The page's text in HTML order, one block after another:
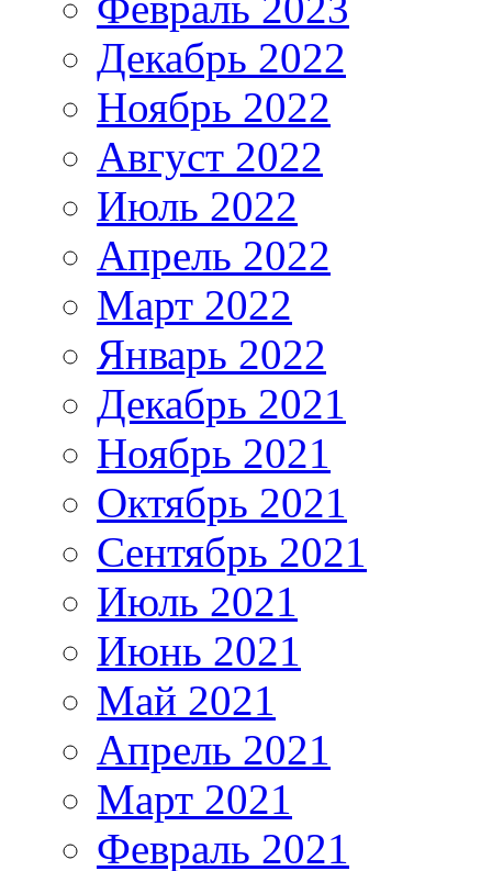
Декабрь 2022
Ноябрь 2022
Август 2022
Июль 2022
Апрель 2022
Март 2022
Январь 2022
Декабрь 2021
Ноябрь 2021
Октябрь 2021
Сентябрь 2021
Июль 2021
Июнь 2021
Май 2021
Апрель 2021
Март 2021
Февраль 2021